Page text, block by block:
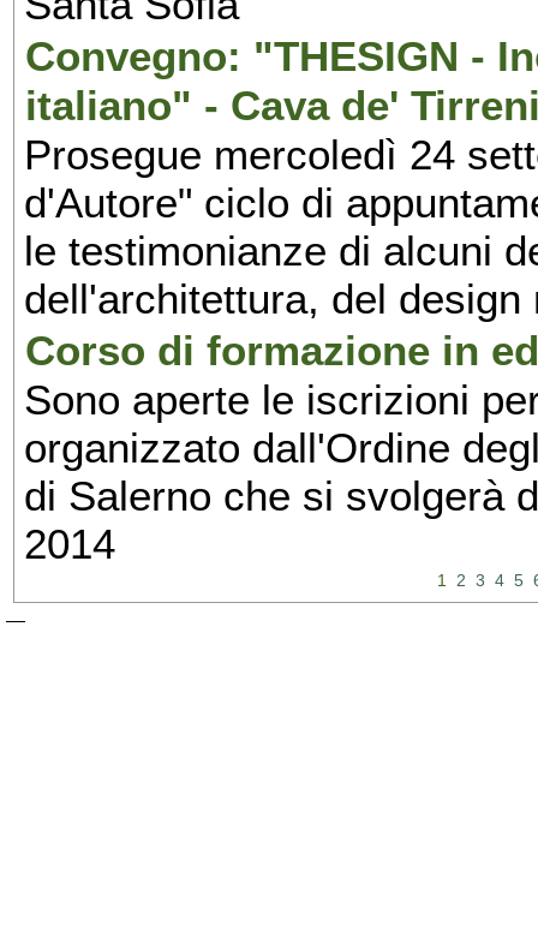
Convegno: "THESIGN -
italiano" - Cava de'
Prosegue mercoledì 24
d'Autore" ciclo di
le testimonianze di alcuni
dell'architettura, del
Corso di formazione in
Sono aperte le iscrizioni
organizzato dall'Ordine
di Salerno che si svolgerà
2014
1 2 3 4 5